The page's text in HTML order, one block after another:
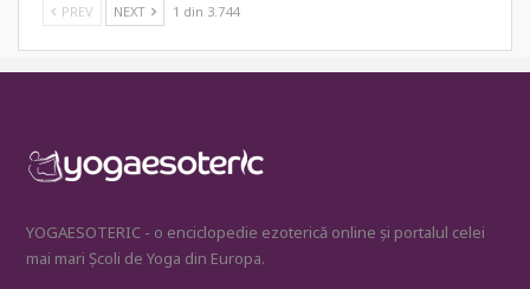
PREV NEXT 1 din 3.744
YOGAESOTERIC - o enciclopedie ezoterică online și portalul celei
mai mari Școli de Yoga din Europa.